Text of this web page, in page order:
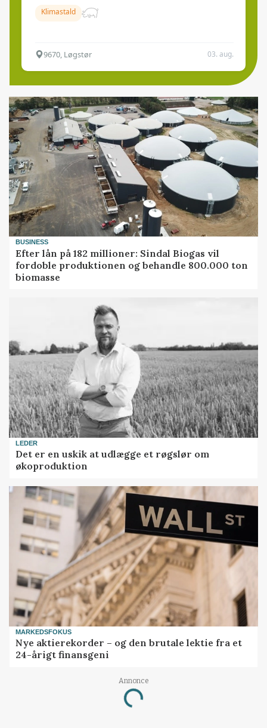
Klimastald
9670, Løgstør 03. aug.
BUSINESS
Efter lån på 182 millioner: Sindal Biogas vil
fordoble produktionen og behandle 800.000 ton
biomasse
LEDER
Det er en uskik at udlægge et røgslør om
økoproduktion
MARKEDSFOKUS
Nye aktierekorder – og den brutale lektie fra et
24-årigt finansgeni
Annonce
Loading...